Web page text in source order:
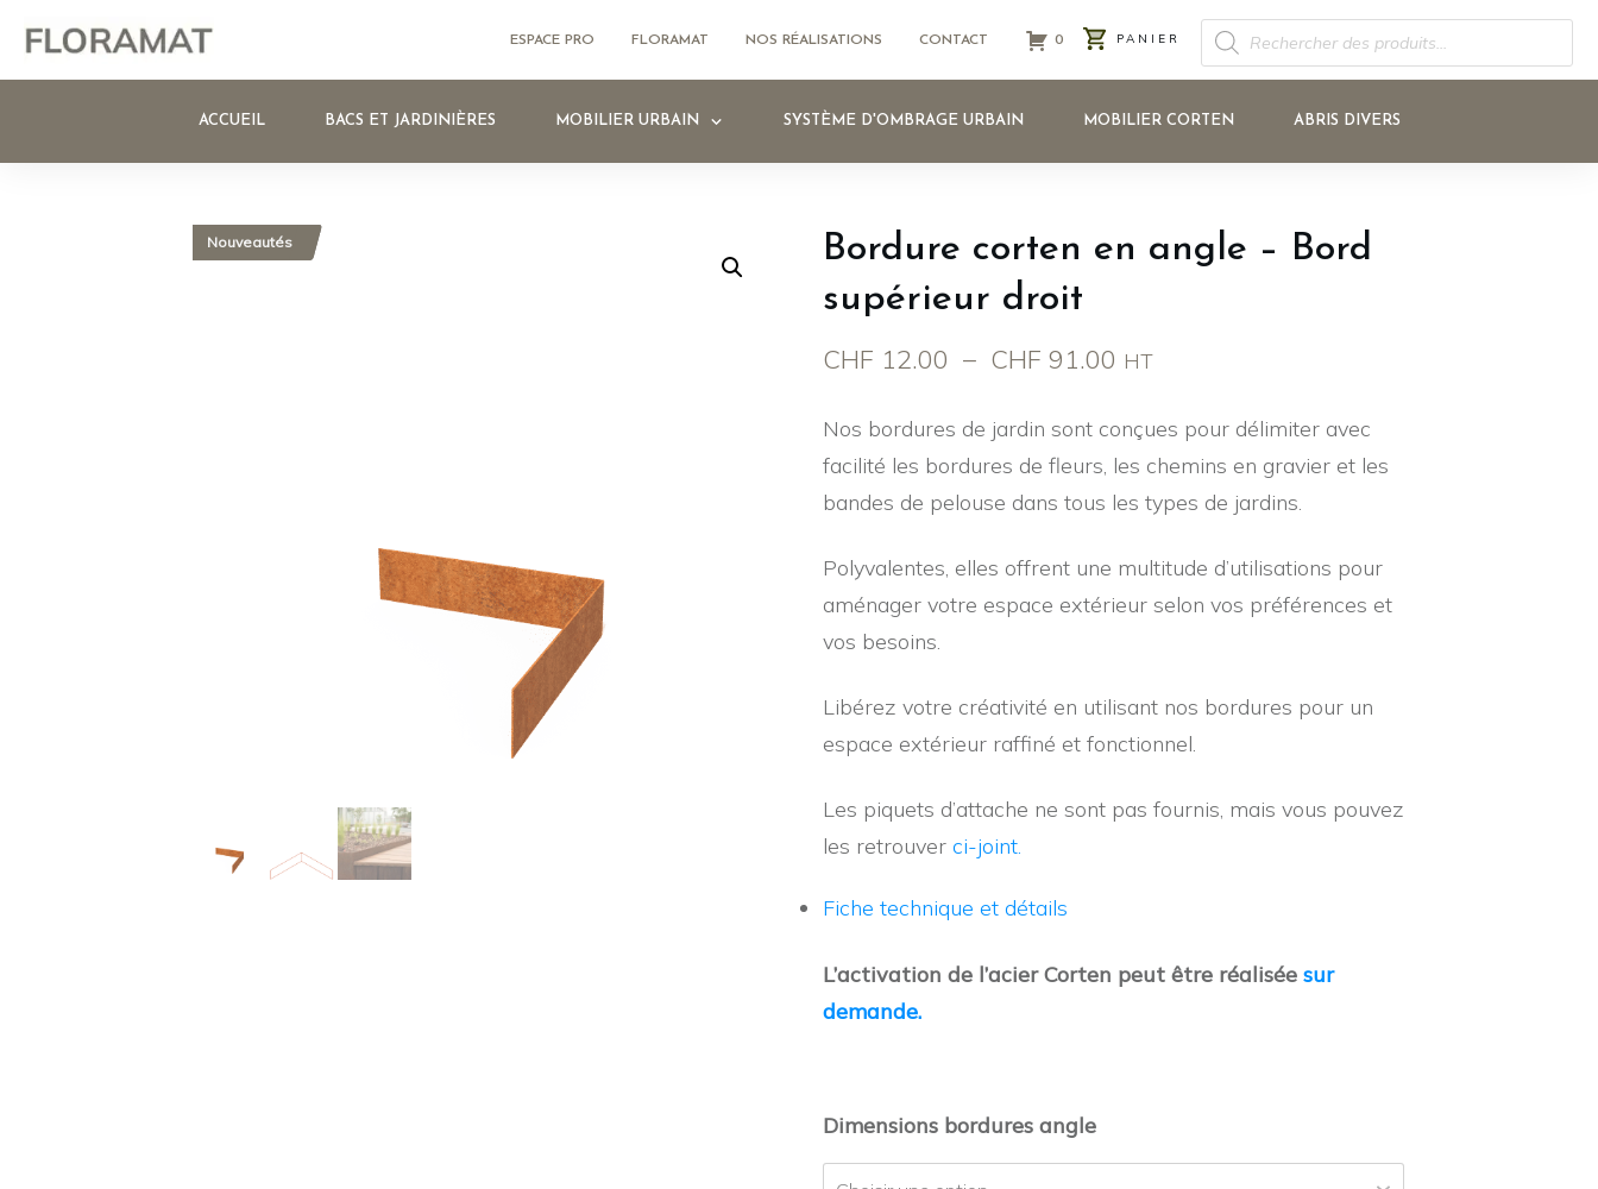
ESPACE PRO FLORAMAT NOS RÉALISATIONS CONTACT 0 PANIER
RECHERCHE
DE
PRODUITS
ACCUEIL BACS ET JARDINIÈRES MOBILIER URBAIN SYSTÈME D'OMBRAGE URBAIN MOBILIER CORTEN ABRIS DIVERS
Nouveautés
Bordure corten en angle – Bord
supérieur droit
CHF 12.00 – CHF 91.00 Plage
prix :
CHF 12.00
CHF 91.00
HT
Nos bordures de jardin sont conçues pour délimiter avec
facilité les bordures de fleurs, les chemins en gravier et les
bandes de pelouse dans tous les types de jardins.
Polyvalentes, elles offrent une multitude d’utilisations pour
aménager votre espace extérieur selon vos préférences et
vos besoins.
Libérez votre créativité en utilisant nos bordures pour un
espace extérieur raffiné et fonctionnel.
Les piquets d’attache ne sont pas fournis, mais vous pouvez
les retrouverci-joint.
Fiche technique et détails
L’activation de l’acier Corten peut être réaliséesur
demande.
Dimensions bordures angle